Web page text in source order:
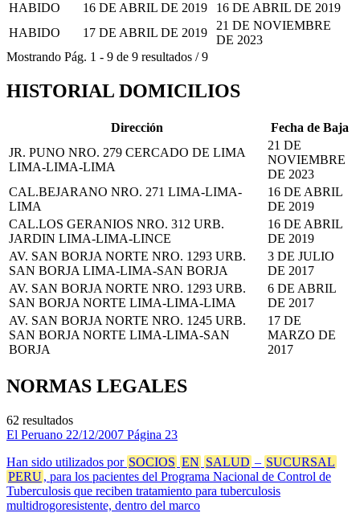
HABIDO
16 DE ABRIL DE 2019
16 DE ABRIL DE 2019
HABIDO
17 DE ABRIL DE 2019
21 DE NOVIEMBRE
DE 2023
Mostrando Pág. 1 - 9 de 9 resultados /9
HISTORIAL DOMICILIOS
Dirección
Fecha de Baja
JR. PUNO NRO. 279 CERCADO DE LIMA
LIMA-LIMA-LIMA
21 DE
NOVIEMBRE
DE 2023
CAL.BEJARANO NRO. 271 LIMA-LIMA-
LIMA
16 DE ABRIL
DE 2019
CAL.LOS GERANIOS NRO. 312 URB.
JARDIN LIMA-LIMA-LINCE
16 DE ABRIL
DE 2019
AV. SAN BORJA NORTE NRO. 1293 URB.
SAN BORJA LIMA-LIMA-SAN BORJA
3 DE JULIO
DE 2017
AV. SAN BORJA NORTE NRO. 1293 URB.
SAN BORJA NORTE LIMA-LIMA-LIMA
6 DE ABRIL
DE 2017
AV. SAN BORJA NORTE NRO. 1245 URB.
SAN BORJA NORTE LIMA-LIMA-SAN
BORJA
17 DE
MARZO DE
2017
NORMAS LEGALES
62 resultados
El Peruano 22/12/2007 Página 23
Han sido utilizados por SOCIOS EN SALUD – SUCURSAL
PERU, para los pacientes del Programa Nacional de Control de
Tuberculosis que reciben tratamiento para tuberculosis
multidrogoresistente, dentro del marco